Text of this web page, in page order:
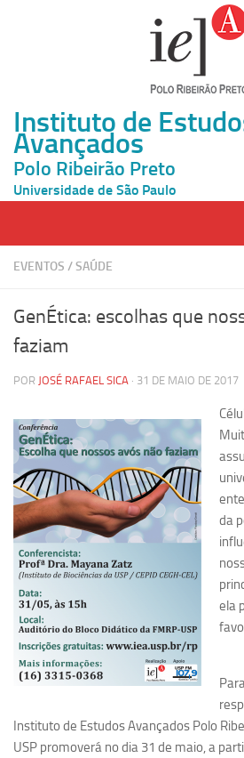
Instituto de
Avançados
Polo Ribeirão Preto
Universidade de São Paulo
Página Inicial
Inscrição
Pesquisa
Grupos de Estudo
Carreira Docente de Impacto
Ciência, Arte, Educação e
Grupo de Estudos Avançados
em Saúde com foco em
(Confluencia)
Grupos de estudo encerrados
Grupos de Pesquisa
Criminologia Experimental e
Direito e Tecnologia (Tech Law)
Grupo de Pesquisa GPUBLIC –
e Políticas Públicas
EVENTOS /SAÚDE
GenÉtica: escolhas que
faziam
POR JOSÉ RAFAEL SICA · 31 DE MAIO DE 2017
da
ela
Instituto de Estudos Avançados Polo
USP promoverá no dia 31 de maio, a